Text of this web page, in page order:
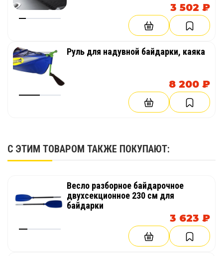
3 502 ₽
Руль для надувной байдарки, каяка
8 200 ₽
С ЭТИМ ТОВАРОМ ТАКЖЕ ПОКУПАЮТ:
Весло разборное байдарочное
двухсекционное 230 см для
байдарки
3 623 ₽